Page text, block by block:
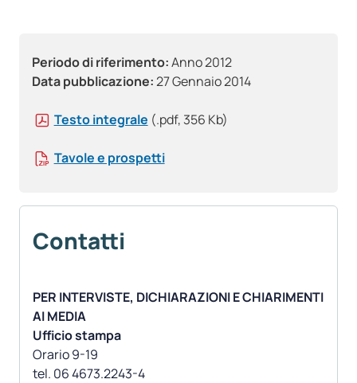
Periodo di riferimento:Anno 2012
Data pubblicazione:27 Gennaio 2014
Testo integrale (.pdf, 356 Kb)
Tavole e prospetti
Contatti
PER INTERVISTE, DICHIARAZIONI E CHIARIMENTI
AI MEDIA
Ufficio stampa
Orario 9-19